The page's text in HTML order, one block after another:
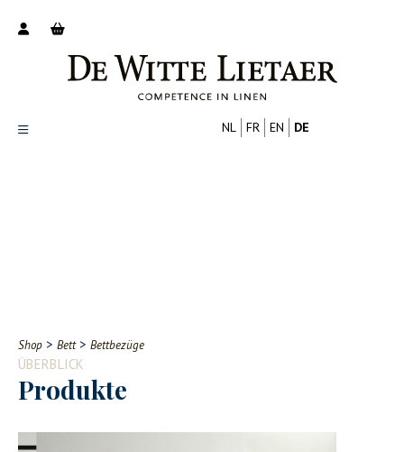
Contact
NL FR EN DE
Shop > Bett> Bettbezüge
ÜBERBLICK
Produkte